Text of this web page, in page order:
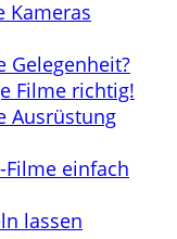
Kameras
Gelegenheit?
Filme richtig!
Ausrüstung
Filme einfach
lassen